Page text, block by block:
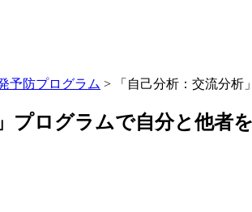
予防プログラム > 「自己分析：交流分
プログラムで自分と他者